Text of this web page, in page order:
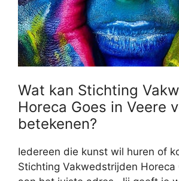
Wat kan Stichting
Horeca Goes in Veere
betekenen?
Iedereen die kunst wil huren of
Stichting Vakwedstrijden Horeca